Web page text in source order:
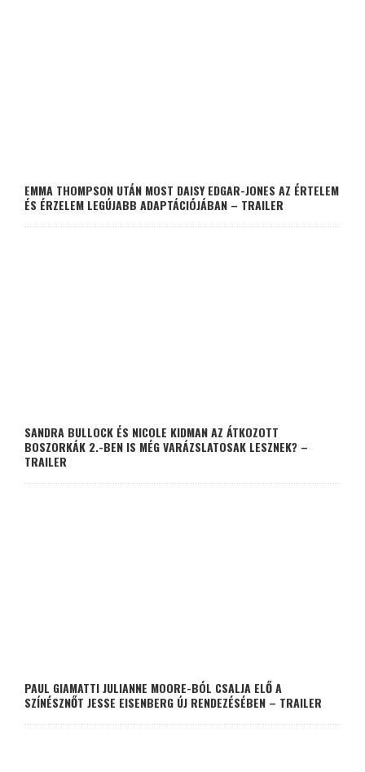
EMMA THOMPSON UTÁN MOST DAISY EDGAR-JONES AZ ÉRTELEM
ÉS ÉRZELEM LEGÚJABB ADAPTÁCIÓJÁBAN – TRAILER
SANDRA BULLOCK ÉS NICOLE KIDMAN AZ ÁTKOZOTT
BOSZORKÁK 2.-BEN IS MÉG VARÁZSLATOSAK LESZNEK? –
TRAILER
PAUL GIAMATTI JULIANNE MOORE-BÓL CSALJA ELŐ A
SZÍNÉSZNŐT JESSE EISENBERG ÚJ RENDEZÉSÉBEN – TRAILER